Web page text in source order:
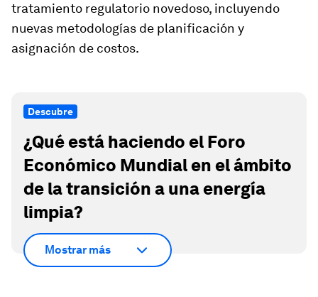
tratamiento regulatorio novedoso, incluyendo
nuevas metodologías de planificación y
asignación de costos.
Descubre
¿Qué está haciendo el Foro
Económico Mundial en el ámbito
de la transición a una energía
limpia?
Mostrar más